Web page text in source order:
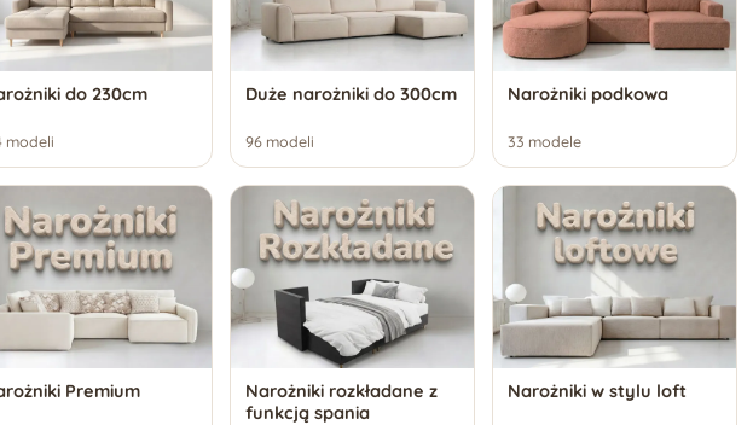
do 230cm
modeli
Duże narożniki do 300cm
96 modeli
Narożniki podkowa
33 modele
Premium
Narożniki rozkładane z
funkcją spania
Narożniki w stylu loft